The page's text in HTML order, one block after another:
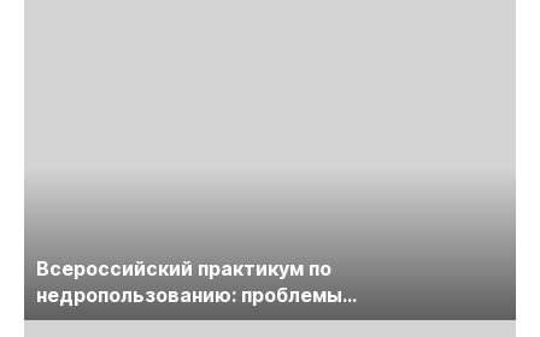
Всероссийский практикум по
недропользованию: проблемы
лицензирования, цифровизации, экспертизы